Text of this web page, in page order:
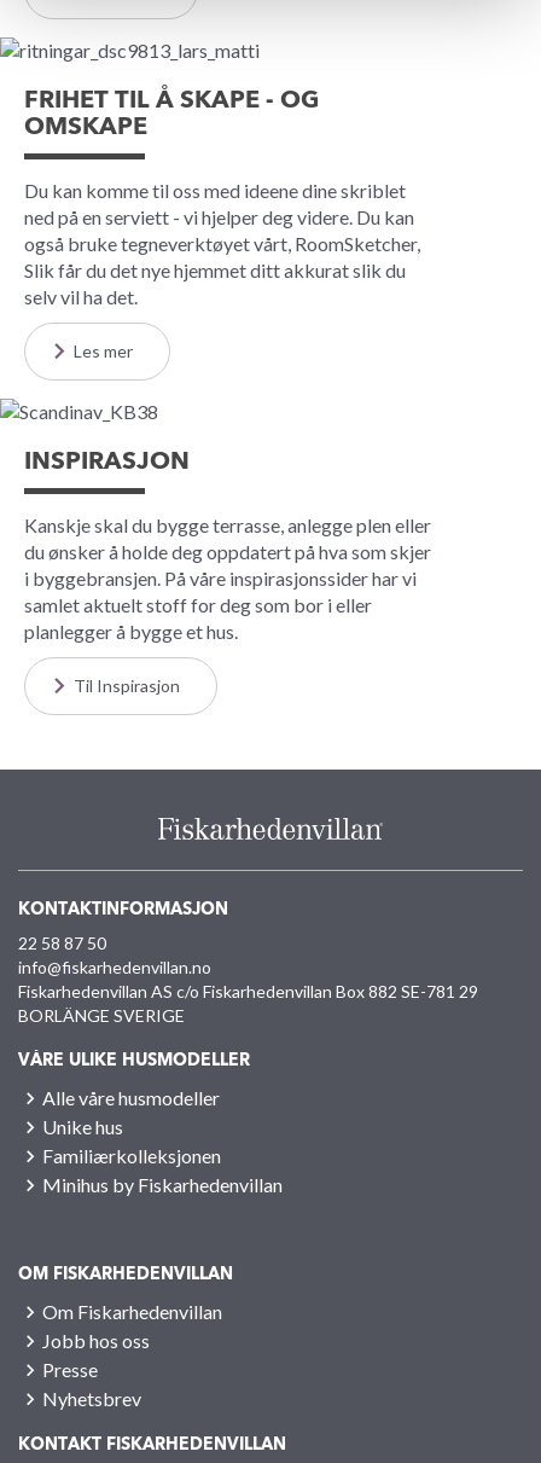
FRIHET TIL Å SKAPE - OG
OMSKAPE
Du kan komme til oss med ideene dine skriblet
ned på en serviett - vi hjelper deg videre. Du kan
også bruke tegneverktøyet vårt, RoomSketcher,
Slik får du det nye hjemmet ditt akkurat slik du
selv vil ha det.
Les mer
INSPIRASJON
Kanskje skal du bygge terrasse, anlegge plen eller
du ønsker å holde deg oppdatert på hva som skjer
i byggebransjen. På våre inspirasjonssider har vi
samlet aktuelt stoff for deg som bor i eller
planlegger å bygge et hus.
Til Inspirasjon
KONTAKTINFORMASJON
22 58 87 50
info@fiskarhedenvillan.no
Fiskarhedenvillan AS c/o Fiskarhedenvillan Box 882 SE-781 29
BORLÄNGE SVERIGE
VÅRE ULIKE HUSMODELLER
Alle våre husmodeller
Unike hus
Familiærkolleksjonen
Minihus by Fiskarhedenvillan
OM FISKARHEDENVILLAN
Om Fiskarhedenvillan
Jobb hos oss
Presse
Nyhetsbrev
KONTAKT FISKARHEDENVILLAN